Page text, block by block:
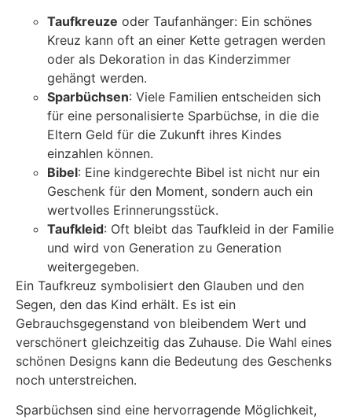
Taufkreuze oder Taufanhänger: Ein schönes
Kreuz kann oft an einer Kette getragen werden
oder als Dekoration in das Kinderzimmer
gehängt werden.
Sparbüchsen: Viele Familien entscheiden sich
für eine personalisierte Sparbüchse, in die die
Eltern Geld für die Zukunft ihres Kindes
einzahlen können.
Bibel: Eine kindgerechte Bibel ist nicht nur ein
Geschenk für den Moment, sondern auch ein
wertvolles Erinnerungsstück.
Taufkleid: Oft bleibt das Taufkleid in der Familie
und wird von Generation zu Generation
weitergegeben.
Ein Taufkreuz symbolisiert den Glauben und den
Segen, den das Kind erhält. Es ist ein
Gebrauchsgegenstand von bleibendem Wert und
verschönert gleichzeitig das Zuhause. Die Wahl eines
schönen Designs kann die Bedeutung des Geschenks
noch unterstreichen.
Sparbüchsen sind eine hervorragende Möglichkeit,